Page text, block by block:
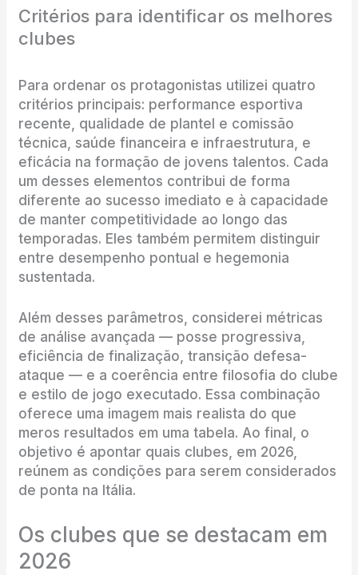
Critérios para identificar os melhores
clubes
Para ordenar os protagonistas utilizei quatro
critérios principais: performance esportiva
recente, qualidade de plantel e comissão
técnica, saúde financeira e infraestrutura, e
eficácia na formação de jovens talentos. Cada
um desses elementos contribui de forma
diferente ao sucesso imediato e à capacidade
de manter competitividade ao longo das
temporadas. Eles também permitem distinguir
entre desempenho pontual e hegemonia
sustentada.
Além desses parâmetros, considerei métricas
de análise avançada — posse progressiva,
eficiência de finalização, transição defesa-
ataque — e a coerência entre filosofia do clube
e estilo de jogo executado. Essa combinação
oferece uma imagem mais realista do que
meros resultados em uma tabela. Ao final, o
objetivo é apontar quais clubes, em 2026,
reúnem as condições para serem considerados
de ponta na Itália.
Os clubes que se destacam em
2026